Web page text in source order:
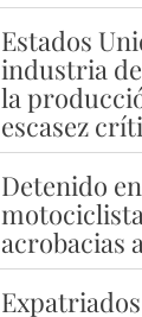
Estados
industria
la
escasez
Detenido
acrobacias